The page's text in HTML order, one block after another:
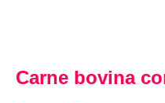
Carne bovina